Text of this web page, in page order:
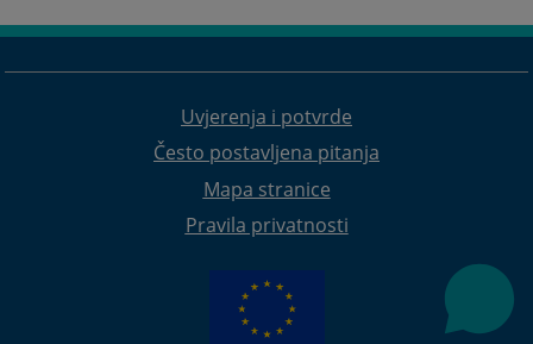
Uvjerenja i potvrde
Često postavljena pitanja
Mapa stranice
Pravila privatnosti